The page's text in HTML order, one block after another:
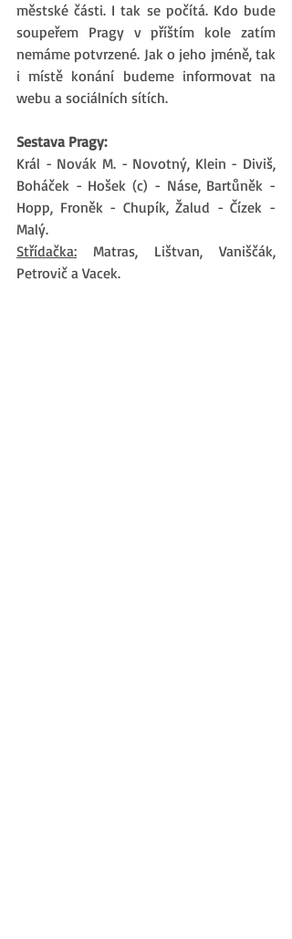
městské části. I tak se počítá. Kdo bude
soupeřem Pragy v příštím kole zatím
nemáme potvrzené. Jak o jeho jméně, tak
i místě konání budeme informovat na
webu a sociálních sítích.
Sestava Pragy:
Král - Novák M. - Novotný, Klein - Diviš,
Boháček - Hošek (c) - Náse, Bartůněk -
Hopp, Froněk - Chupík, Žalud - Čízek -
Malý.
Střídačka: Matras, Lištvan, Vaniščák,
Petrovič a Vacek.